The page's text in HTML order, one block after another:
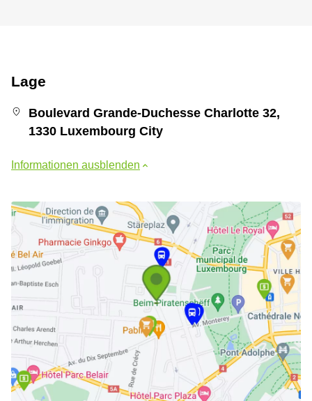
Lage
Boulevard Grande-Duchesse Charlotte 32,
1330 Luxembourg City
Informationen ausblenden